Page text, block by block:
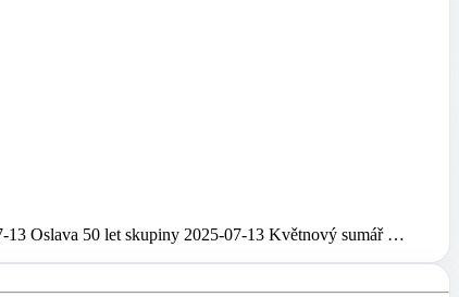
13 Oslava 50 let skupiny 2025-07-13 Květnový sumář …